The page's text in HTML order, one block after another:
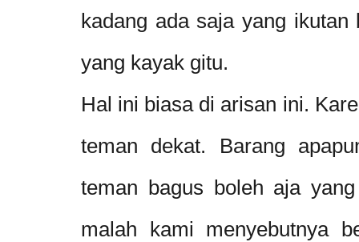
kadang ada saja yang
yang kayak gitu.
Hal ini biasa di arisan ini.
teman dekat. Barang
teman bagus boleh aja
malah kami menyebutnya